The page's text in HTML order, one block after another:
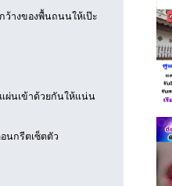
ว้างของพื้นถนนให้เป๊ะ
ผ่นเข้าด้วยกันให้แน่น
นกรีตเซ็ตตัว